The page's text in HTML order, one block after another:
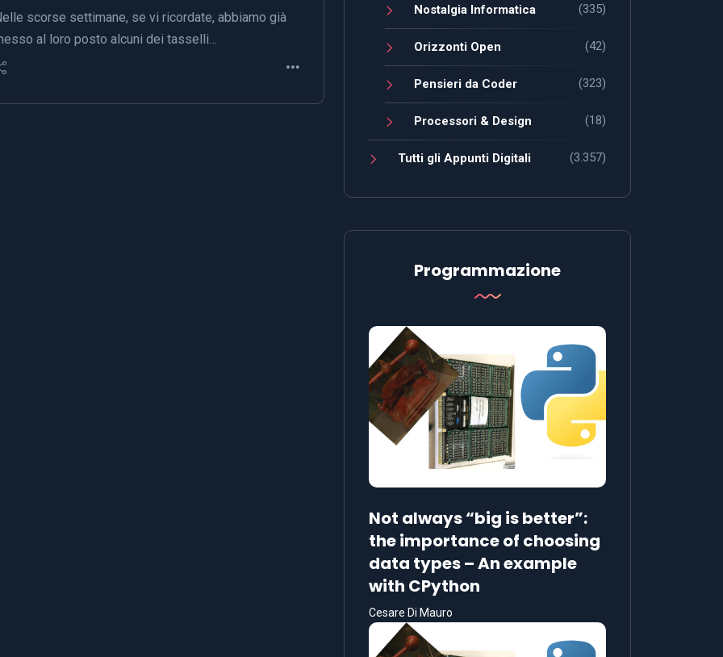
scorse settimane, se vi ricordate, abbiamo già
al loro posto alcuni dei tasselli…
Nostalgia Informatica (335)
Orizzonti Open (42)
Pensieri da Coder (323)
Processori & Design (18)
Tutti gli Appunti Digitali (3.357)
Programmazione
Not always “big is better”:
the importance of choosing
data types – An example
with CPython
Cesare Di Mauro